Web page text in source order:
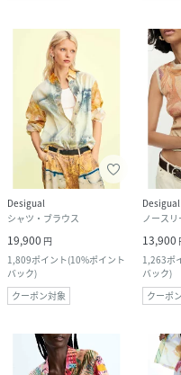
Desigual
シャツ・ブラウス
19,900 円
1,809ポイント(10%ポイント
バック)
クーポン対象
Desigual
ノース
13,900
1,263ポ
バック)
クーポ